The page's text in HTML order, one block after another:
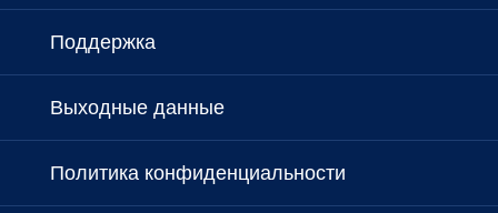
Поддержка
Выходные данные
Политика конфиденциальности